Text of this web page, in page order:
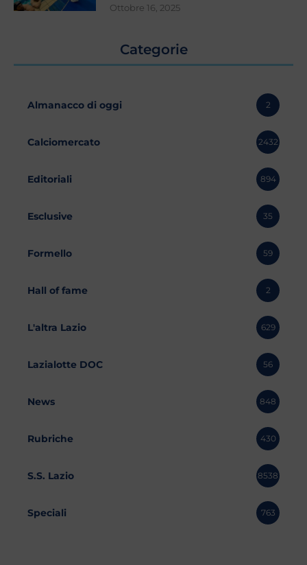
Ottobre 16, 2025
Categorie
Almanacco di oggi 2
Calciomercato 2432
Editoriali 894
Esclusive 35
Formello 59
Hall of fame 2
L'altra Lazio 629
Lazialotte DOC 56
News 848
Rubriche 430
S.S. Lazio 8538
Speciali 763